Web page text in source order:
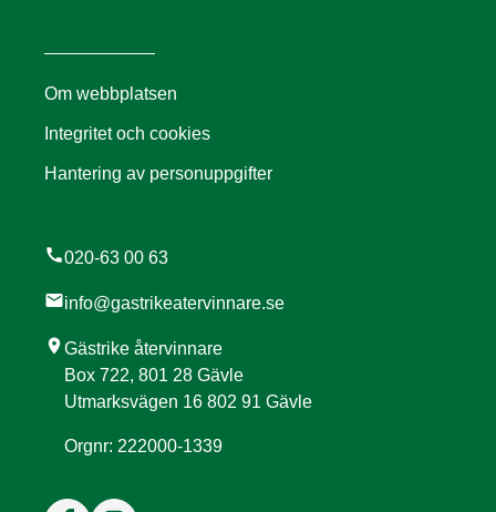
Om webbplatsen
Integritet och cookies
Hantering av personuppgifter
call020-63 00 63
mailinfo@gastrikeatervinnare.se
location_onGästrike återvinnare
Box 722, 801 28 Gävle
Utmarksvägen 16 802 91 Gävle
Orgnr: 222000-1339